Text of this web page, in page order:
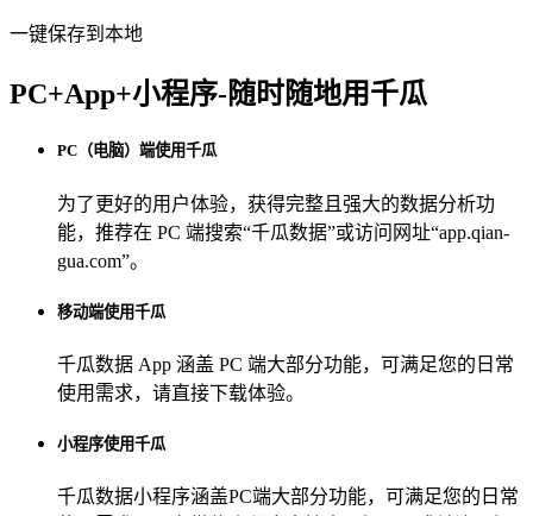
一键保存到本地
PC+App+小程序-随时随地用千瓜
PC（电脑）端使用千瓜
为了更好的用户体验，获得完整且强大的数据分析功
能，推荐在 PC 端搜索“千瓜数据”或访问网址“app.qian-
gua.com”。
移动端使用千瓜
千瓜数据 App 涵盖 PC 端大部分功能，可满足您的日常
使用需求，请直接下载体验。
小程序使用千瓜
千瓜数据小程序涵盖PC端大部分功能，可满足您的日常